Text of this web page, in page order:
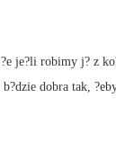
je?li robimy j? z
dobra tak,